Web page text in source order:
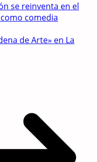
se reinventa en el
comedia
de Arte» en La